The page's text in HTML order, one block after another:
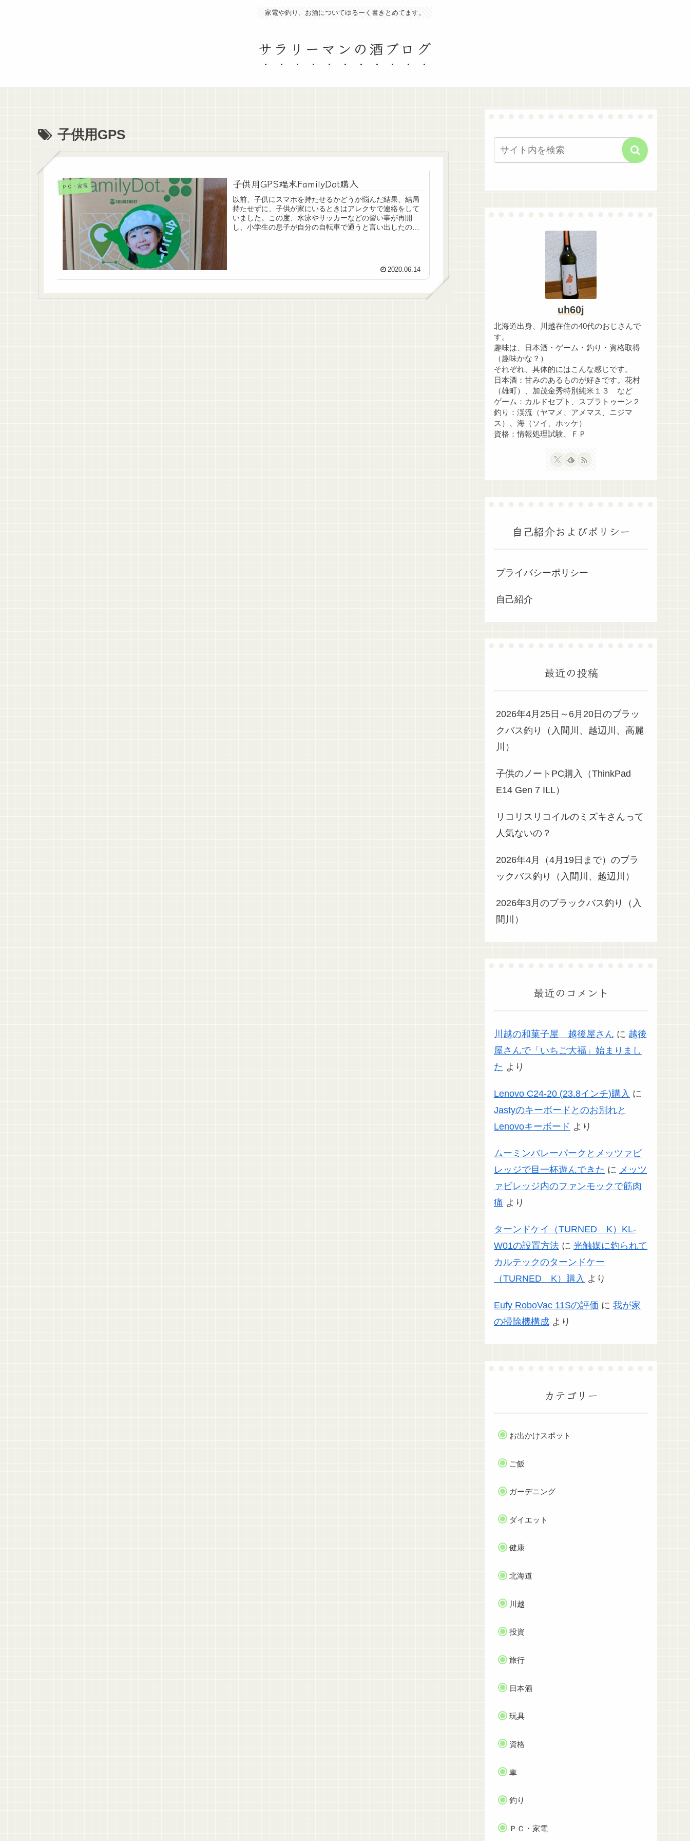
家電や釣り、お酒についてゆるーく書きとめてます。
サラリーマンの酒ブログ
子供用GPS
ＰＣ・家電 子供用GPS端末FamilyDot購入
以前、子供にスマホを持たせるかどうか悩んだ結果、結局
持たせずに、子供が家にいるときはアレクサで連絡をして
いました。この度、水泳やサッカーなどの習い事が再開
し、小学生の息子が自分の自転車で通うと言い出したの
2020.06.14
uh60j
北海道出身、川越在住の40代のおじさんで
す。
趣味は、日本酒・ゲーム・釣り・資格取得
（趣味かな？）
それぞれ、具体的にはこんな感じです。
日本酒：甘みのあるものが好きです。花村
（雄町）、加茂金秀特別純米１３ など
ゲーム：カルドセプト、スプラトゥーン２
釣り：渓流（ヤマメ、アメマス、ニジマ
ス）、海（ソイ、ホッケ）
資格：情報処理試験、ＦＰ
自己紹介およびポリシー
プライバシーポリシー
自己紹介
最近の投稿
2026年4月25日～6月20日のブラッ
クバス釣り（入間川、越辺川、高麗
川）
子供のノートPC購入（ThinkPad
E14 Gen 7 ILL）
リコリスリコイルのミズキさんって
人気ないの？
2026年4月（4月19日まで）のブラ
ックバス釣り（入間川、越辺川）
2026年3月のブラックバス釣り（入
間川）
最近のコメント
川越の和菓子屋 越後屋さん に 越後
屋さんで「いちご大福」始まりまし
た より
Lenovo C24-20 (23.8インチ)購入 に
Jastyのキーボードとのお別れと
Lenovoキーボード より
ムーミンバレーパークとメッツァビ
レッジで目一杯遊んできた に メッツ
ァビレッジ内のファンモックで筋肉
痛 より
ターンドケイ（TURNED K）KL-
W01の設置方法 に 光触媒に釣られて
カルテックのターンドケー
（TURNED K）購入 より
Eufy RoboVac 11Sの評価 に 我が家
の掃除機構成 より
カテゴリー
お出かけスポット
ご飯
ガーデニング
ダイエット
健康
北海道
川越
投資
旅行
日本酒
玩具
資格
車
釣り
ＰＣ・家電